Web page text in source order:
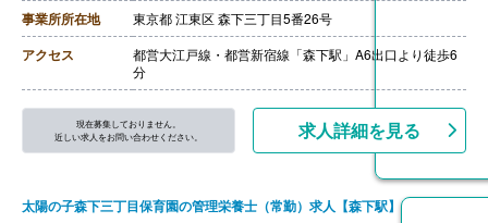
・処遇改善3手当 ※今年度標準金額にて算出（年度毎に
金額変動の可能性、および標準金額を下回る場合あり）
・時間外手当
・皆勤手当 60,000円
・栄養士技能向上手当 3,000円-15,000円
・ひとり親手当 5,000円/月
・ひとり親特別応援手当 50,000円×2回/年（小学生以
下の子どもがいる方が対象）
※自治体の制度変更等により、一部手当が変更される可
【賞与】年2回（計3.00ヶ月分）※7月・12月
事業所所在地 東京都 江東区 森下三丁目5番26号
アクセス
都営大江戸線・都営新宿線「森下駅」A6出口より徒歩6
分
現在募集しておりません。
近しい求人をお問い合わせください。
求人詳細を見る
太陽の子森下三丁目保育園の管理栄養士（常勤）求人【森下駅】